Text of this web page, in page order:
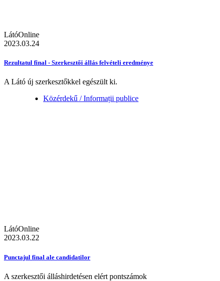
LátóOnline
2023.03.24
Rezultatul final - Szerkesztői állás felvételi eredménye
A Látó új szerkesztőkkel egészült ki.
Közérdekű / Informații publice
LátóOnline
2023.03.22
Punctajul final ale candidatilor
A szerkesztői álláshirdetésen elért pontszámok